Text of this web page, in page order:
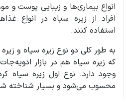
انواع بیماری‌ها و زیبایی پوست و
افراد از زیره سیاه در انواع
استفاده کنند.
به طور کلی دو نوع زیره سیاه و
که زیره سیاه هم در بازار
وجود دارد. نوع اول زیره سیاه
محسوب می‌شود و بسیار شناخته